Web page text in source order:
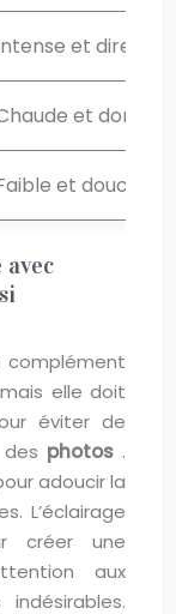
et directe
et dorée
et douce
complément
elle doit
éviter de
photos .
adoucir la
L’éclairage
créer une
aux